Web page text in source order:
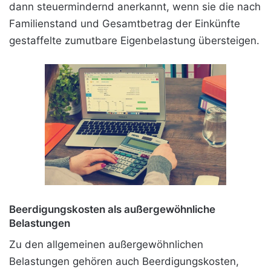
dann steuermindernd anerkannt, wenn sie die nach
Familienstand und Gesamtbetrag der Einkünfte
gestaffelte zumutbare Eigenbelastung übersteigen.
Beerdigungskosten als außergewöhnliche
Belastungen
Zu den allgemeinen außergewöhnlichen
Belastungen gehören auch Beerdigungskosten,